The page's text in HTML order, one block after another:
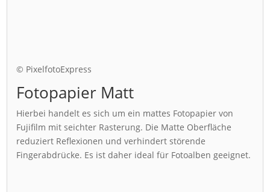
© PixelfotoExpress
Fotopapier Matt
Hierbei handelt es sich um ein mattes Fotopapier von
Fujifilm mit seichter Rasterung. Die Matte Oberfläche
reduziert Reflexionen und verhindert störende
Fingerabdrücke. Es ist daher ideal für Fotoalben geeignet.